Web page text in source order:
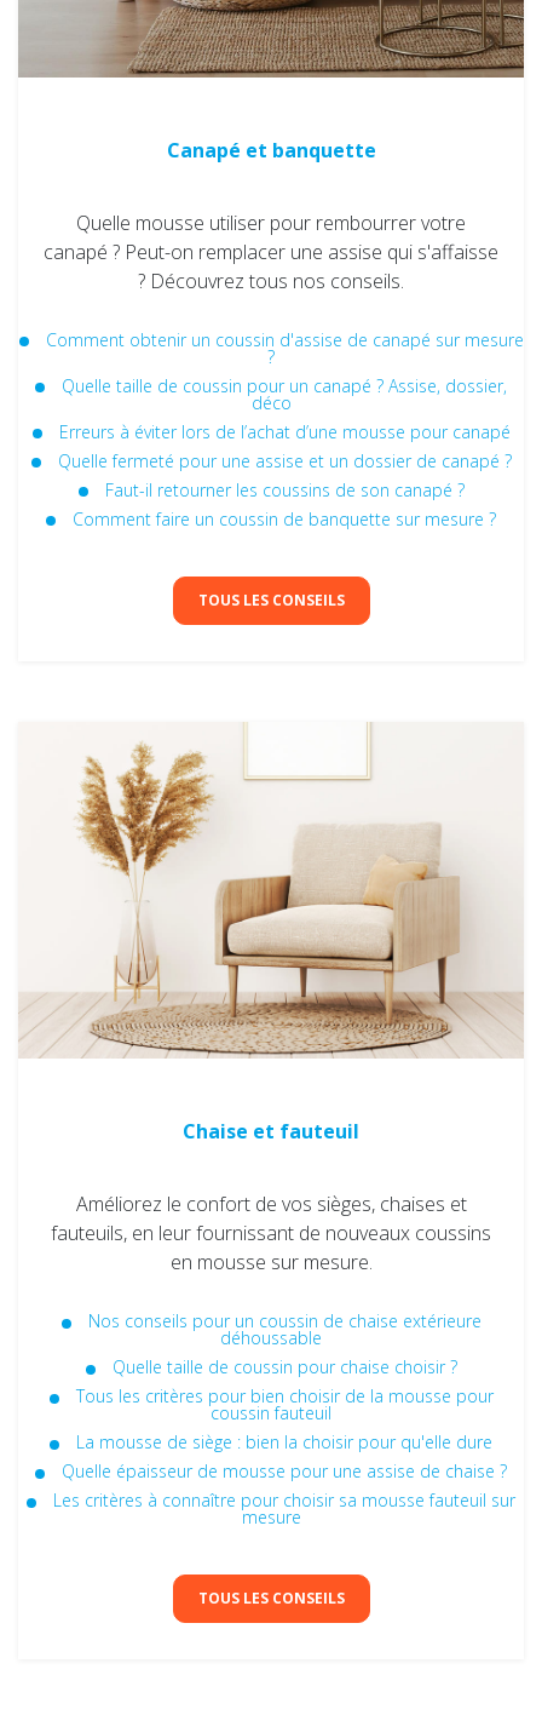
Canapé et banquette
Quelle mousse utiliser pour rembourrer votre
canapé ? Peut-on remplacer une assise qui s'affaisse
? Découvrez tous nos conseils.
Comment obtenir un coussin d'assise de canapé sur mesure
?
Quelle taille de coussin pour un canapé ? Assise, dossier,
déco
Erreurs à éviter lors de l’achat d’une mousse pour canapé
Quelle fermeté pour une assise et un dossier de canapé ?
Faut-il retourner les coussins de son canapé ?
Comment faire un coussin de banquette​ sur mesure ?
TOUS LES CONSEILS
Chaise et fauteuil
Améliorez le confort de vos sièges, chaises et
fauteuils, en leur fournissant de nouveaux coussins
en mousse sur mesure.
Nos conseils pour un coussin de chaise extérieure
déhoussable
Quelle taille de coussin pour chaise choisir ?
Tous les critères pour bien choisir de la mousse pour
coussin fauteuil
La mousse de siège : bien la choisir pour qu'elle dure
Quelle épaisseur de mousse pour une assise de chaise ?
Les critères à connaître pour choisir sa mousse fauteuil sur
mesure
TOUS LES CONSEILS